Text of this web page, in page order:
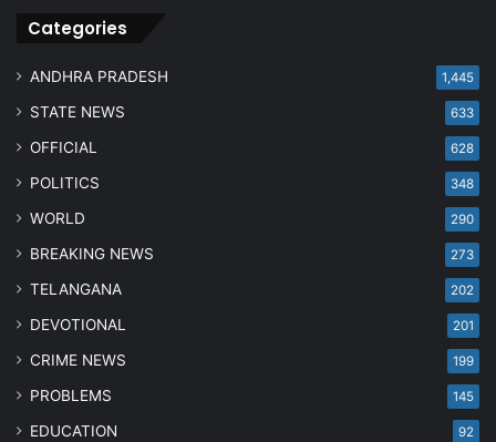
Categories
ANDHRA PRADESH 1,445
STATE NEWS 633
OFFICIAL 628
POLITICS 348
WORLD 290
BREAKING NEWS 273
TELANGANA 202
DEVOTIONAL 201
CRIME NEWS 199
PROBLEMS 145
EDUCATION 92